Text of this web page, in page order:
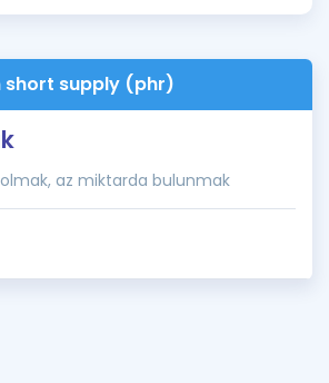
short supply (phr)
az miktarda bulunmak